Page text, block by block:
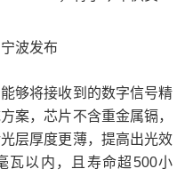
波发布
够将接收到的数字信号精
案，芯片不含重金属镉，
层厚度更薄，提高出光效
瓦以内，且寿命超500小